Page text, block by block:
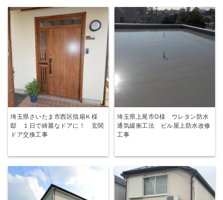
埼玉県さいたま市西区指扇Ｋ様
邸 １日で綺麗なドアに！ 玄関
ドア交換工事
埼玉県上尾市O様 ウレタン防水
通気緩衝工法 ビル屋上防水改修
工事